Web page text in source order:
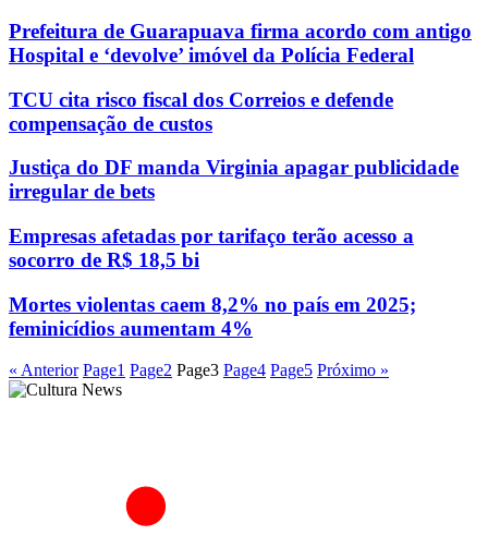
Prefeitura de Guarapuava firma acordo com antigo
Hospital e ‘devolve’ imóvel da Polícia Federal
TCU cita risco fiscal dos Correios e defende
compensação de custos
Justiça do DF manda Virginia apagar publicidade
irregular de bets
Empresas afetadas por tarifaço terão acesso a
socorro de R$ 18,5 bi
Mortes violentas caem 8,2% no país em 2025;
feminicídios aumentam 4%
« Anterior Page1 Page2 Page3 Page4 Page5 Próximo »